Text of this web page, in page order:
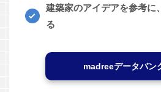
建築家のアイデアを参考に
る
madreeデータバン